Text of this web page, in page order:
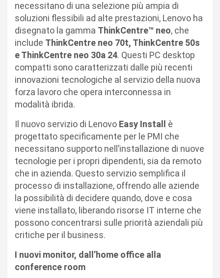
necessitano di una selezione più ampia di
soluzioni flessibili ad alte prestazioni, Lenovo ha
disegnato la gamma ThinkCentre™ neo, che
include ThinkCentre neo 70t, ThinkCentre 50s
e ThinkCentre neo 30a 24. Questi PC desktop
compatti sono caratterizzati dalle più recenti
innovazioni tecnologiche al servizio della nuova
forza lavoro che opera interconnessa in
modalità ibrida.
Il nuovo servizio di Lenovo Easy Install
è
progettato specificamente per le PMI che
necessitano supporto nell’installazione di nuove
tecnologie per i propri dipendenti, sia da remoto
che in azienda. Questo servizio semplifica il
processo di installazione, offrendo alle aziende
la possibilità di decidere quando, dove e cosa
viene installato, liberando risorse IT interne che
possono concentrarsi sulle priorità aziendali più
critiche per il business.
I nuovi monitor, dall’home office alla
conference room